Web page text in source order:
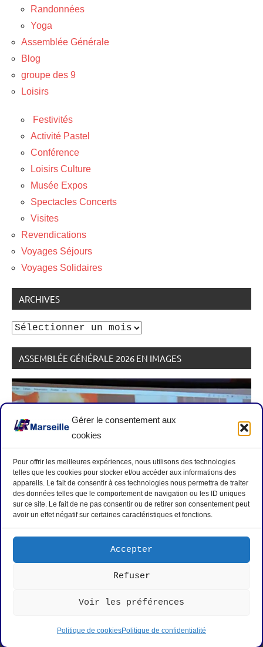
Gérer le consentement aux
cookies
Pour offrir les meilleures expériences, nous utilisons des technologies
telles que les cookies pour stocker et/ou accéder aux informations des
appareils. Le fait de consentir à ces technologies nous permettra de traiter
des données telles que le comportement de navigation ou les ID uniques
sur ce site. Le fait de ne pas consentir ou de retirer son consentement peut
avoir un effet négatif sur certaines caractéristiques et fonctions.
Accepter
Refuser
Voir les préférences
Politique de cookiesPolitique de confidentialité
Randonnées
Yoga
Assemblée Générale
Blog
groupe des 9
Loisirs
Festivités
Activité Pastel
Conférence
Loisirs Culture
Musée Expos
Spectacles Concerts
Visites
Revendications
Voyages Séjours
Voyages Solidaires
ARCHIVES
Archives
ASSEMBLÉE GÉNÉRALE 2026 EN IMAGES
Hommage aux disparu-e-s : Antoinette ALCIDE ;
Philippe NEGRIER ; Antoine GARAU
2026 © LSR Marseille. Tous droits réservés